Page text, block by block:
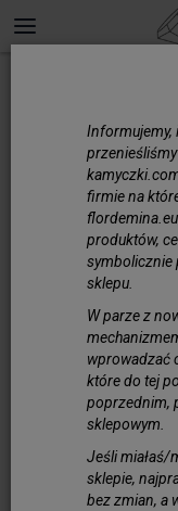
Informujemy,
firmie na
produktów,
symbolicznie
sklepu.
W parze z
wprowadzać
które do tej
poprzednim,
sklepowym.
Jeśli miałaś/
sklepie,
bez zmian, a
kul
na